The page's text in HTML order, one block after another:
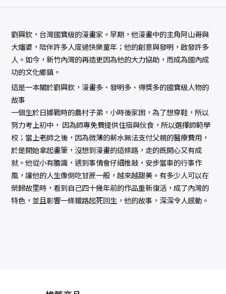
劉興欽，台灣國寶級的漫畫家。早期，他漫畫中的主角阿山哥與
大嬸婆，陪伴許多人度過快樂童年；他的創意與發明，啟發許多
人。如今，新竹內灣的再造更因為他的大力協助，而成為國內成
功的文化鄉鎮。
這是一本關於劉興欽，漫畫多、發明多、得獎多的國寶級人物的
故事
一個生於日據戰時的農村子弟，小時後家困，為了想穿鞋，所以
努力考上初中， 因為師專免費提供住宿與伙食，所以選擇師範學
校；當上老師之後，因為微薄的薪水無法支付父親的醫療費用，
於是開始拿起畫筆，沒想到漫畫的這條路，走的既開心又有成
就。他從小有膽識，遇到事情會仔細推敲，安步當車的行事作
風，讓他的人生像倒吃甘蔗一般，越來越甜美。有多少人可以在
榮歸故里時，看到自己四十幾年前的作品重新復活，成了內灣的
特色，並且影響一條鐵路起死回生，他的故事，深深令人感動。